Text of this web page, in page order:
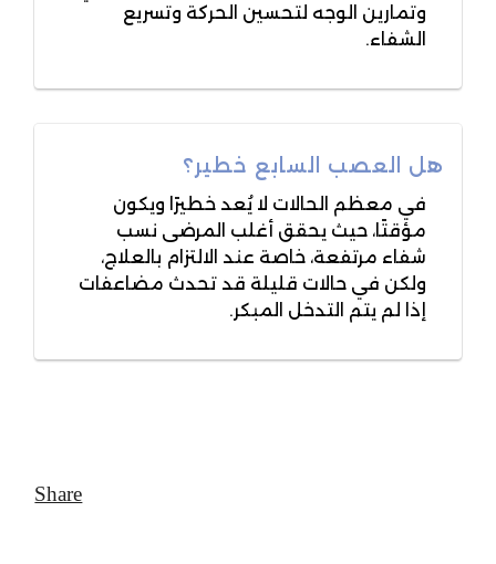
وتمارين الوجه لتحسين الحركة وتسريع
الشفاء.
هل العصب السابع خطير؟
في معظم الحالات لا يُعد خطيرًا ويكون
مؤقتًا، حيث يحقق أغلب المرضى نسب
شفاء مرتفعة، خاصة عند الالتزام بالعلاج،
ولكن في حالات قليلة قد تحدث مضاعفات
إذا لم يتم التدخل المبكر.